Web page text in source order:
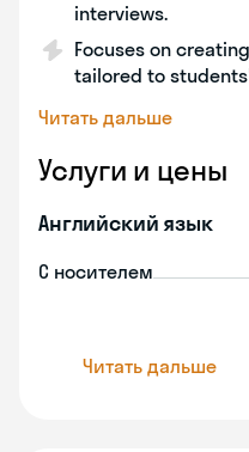
interviews.
Focuses on
tailored to
Читать дальше
Услуги и цены
Английский язык
С носителем
Читать дальше